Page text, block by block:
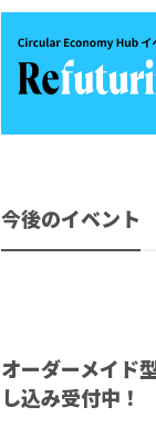
今後のイベント
オーダーメイド
し込み受付中！